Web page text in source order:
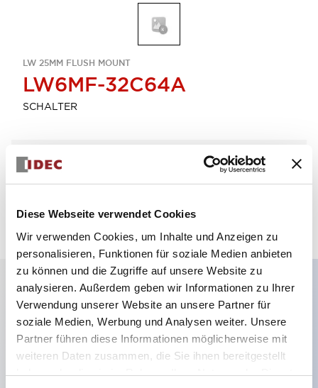
Diese Webseite verwendet Cookies
Wir verwenden Cookies, um Inhalte und Anzeigen zu
personalisieren, Funktionen für soziale Medien anbieten
zu können und die Zugriffe auf unsere Website zu
analysieren. Außerdem geben wir Informationen zu Ihrer
Verwendung unserer Website an unsere Partner für
soziale Medien, Werbung und Analysen weiter. Unsere
Partner führen diese Informationen möglicherweise mit
weiteren Daten zusammen, die Sie ihnen bereitgestellt
haben oder die sie im Rahmen Ihrer Nutzung der Dienste
LW 25MM FLUSH MOUNT
LW6MF-32C64A
SCHALTER
Menge auswählen
zum Zitat hinzufügen
Hauptmerkmale
Mehrfachbefestigung möglich